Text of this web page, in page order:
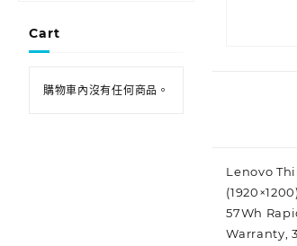
Cart
購物車內沒有任何商品。
Lenovo
57Wh
Warranty,